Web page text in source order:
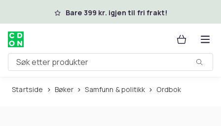
Hopp til hovedinnholdBare 399 kr. igjen til fri frakt!
Søk etter produkter
Startside Bøker Samfunn & politikk Ordbok